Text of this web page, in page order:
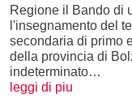
Regione il Bando di
l'insegnamento del
secondaria di primo
della provincia di
indeterminato…
leggi di piu